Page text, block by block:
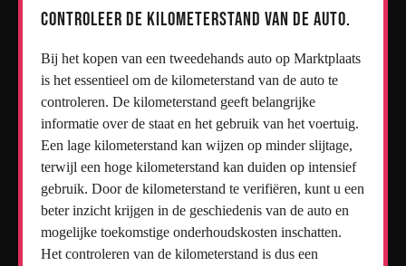
Controleer de kilometerstand van de auto.
Bij het kopen van een tweedehands auto op Marktplaats
is het essentieel om de kilometerstand van de auto te
controleren. De kilometerstand geeft belangrijke
informatie over de staat en het gebruik van het voertuig.
Een lage kilometerstand kan wijzen op minder slijtage,
terwijl een hoge kilometerstand kan duiden op intensief
gebruik. Door de kilometerstand te verifiëren, kunt u een
beter inzicht krijgen in de geschiedenis van de auto en
mogelijke toekomstige onderhoudskosten inschatten.
Het controleren van de kilometerstand is dus een